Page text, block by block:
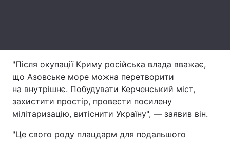
Контакти
Послуги
"Після окупації Криму російська влада вважає,
що Азовське море можна перетворити
на внутрішнє. Побудувати Керченський міст,
захистити простір, провести посилену
мілітаризацію, витіснити Україну", — заявив він.
"Це свого роду плацдарм для подальшого